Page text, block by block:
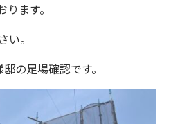
ます。
。
の足場確認です。